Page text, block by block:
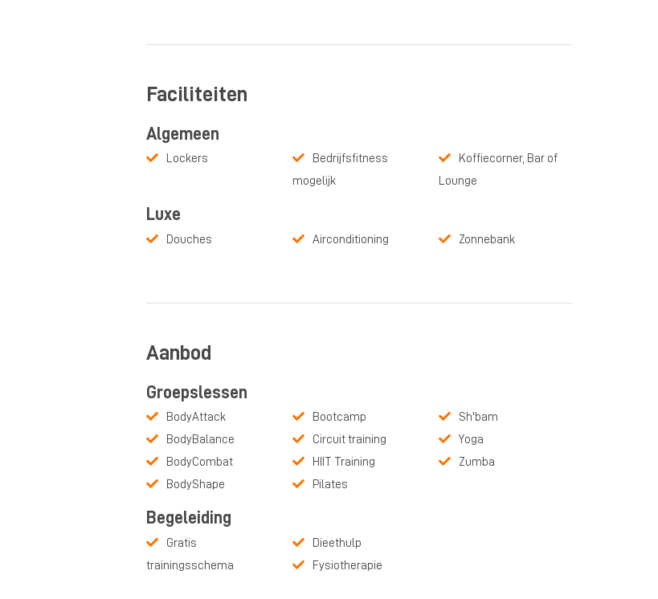
Faciliteiten
Algemeen
Lockers
Bedrijfsfitness
mogelijk
Koffiecorner, Bar of
Lounge
Luxe
Douches Airconditioning Zonnebank
Aanbod
Groepslessen
BodyAttack
BodyBalance
BodyCombat
BodyShape
Bootcamp
Circuit training
HIIT Training
Pilates
Sh'bam
Yoga
Zumba
Begeleiding
Gratis
trainingsschema
Dieethulp
Fysiotherapie